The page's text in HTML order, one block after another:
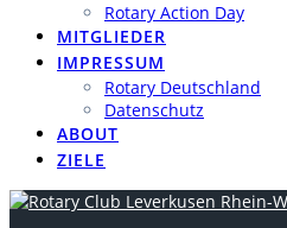
Rotary Action Day
MITGLIEDER
IMPRESSUM
Rotary Deutschland
Datenschutz
ABOUT
ZIELE